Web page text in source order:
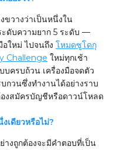
ขวางว่าเป็นหนึ่งใน
ดับความยาก 5 ระดับ —
ใหม่ ไปจนถึง โหมดซูโดกุ
Challenge ใหม่ทุกเช้า
บครบถ้วน เครื่องมือจดตัว
กวนซึ่งทำงานได้อย่างราบ
งสมัครบัญชีหรือดาวน์โหลด
เดียวหรือไม่?
งถูกต้องจะมีคำตอบที่เป็น